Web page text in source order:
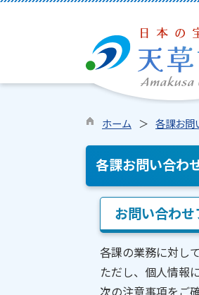
ホーム 各課お問
各課お問い合わ
お問い合わせ
各課の業務に対し
ただし、個人情報